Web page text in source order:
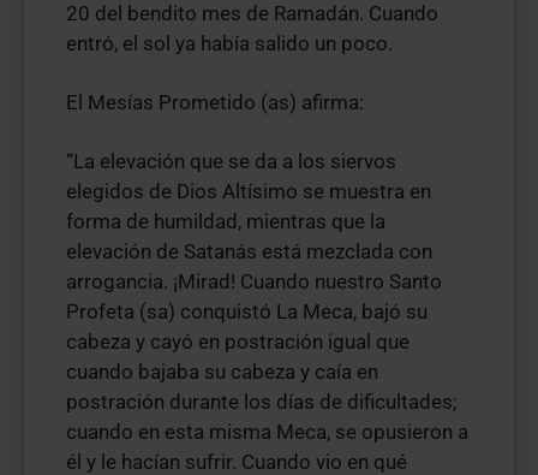
20 del bendito mes de Ramadán. Cuando
entró, el sol ya había salido un poco.
El Mesías Prometido (as) afirma:
“La elevación que se da a los siervos
elegidos de Dios Altísimo se muestra en
forma de humildad, mientras que la
elevación de Satanás está mezclada con
arrogancia. ¡Mirad! Cuando nuestro Santo
Profeta (sa) conquistó La Meca, bajó su
cabeza y cayó en postración igual que
cuando bajaba su cabeza y caía en
postración durante los días de dificultades;
cuando en esta misma Meca, se opusieron a
él y le hacían sufrir. Cuando vio en qué